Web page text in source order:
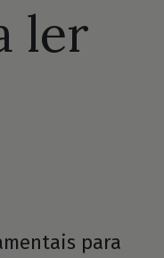
ler
para